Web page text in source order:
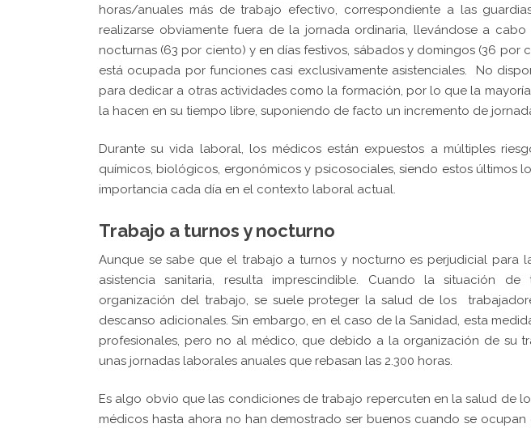
horas/anuales más de trabajo efectivo, correspondiente a las
realizarse obviamente fuera de la jornada ordinaria, llevándose a
nocturnas (63 por ciento) y en días festivos, sábados y domingos (36 por
está ocupada por funciones casi exclusivamente asistenciales. No
para dedicar a otras actividades como la formación, por lo que la
la hacen en su tiempo libre, suponiendo de facto un incremento de
Durante su vida laboral, los médicos están expuestos a múltiples
químicos, biológicos, ergonómicos y psicosociales, siendo estos últimos
importancia cada día en el contexto laboral actual.
Trabajo a turnos y nocturno
Aunque se sabe que el trabajo a turnos y nocturno es perjudicial para
asistencia sanitaria, resulta imprescindible. Cuando la situación
organización del trabajo, se suele proteger la salud de los
descanso adicionales. Sin embargo, en el caso de la Sanidad, esta
profesionales, pero no al médico, que debido a la organización de su
unas jornadas laborales anuales que rebasan las 2.300 horas.
Es algo obvio que las condiciones de trabajo repercuten en la salud de
médicos hasta ahora no han demostrado ser buenos cuando se